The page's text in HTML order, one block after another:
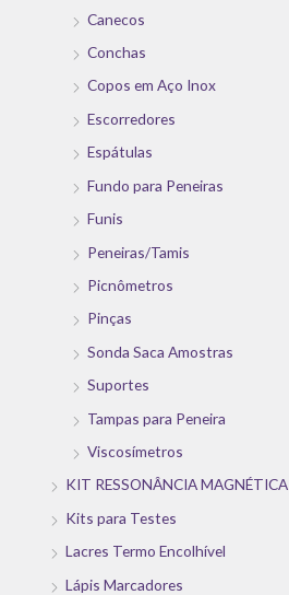
Canecos
Conchas
Copos em Aço Inox
Escorredores
Espátulas
Fundo para Peneiras
Funis
Peneiras/Tamis
Picnômetros
Pinças
Sonda Saca Amostras
Suportes
Tampas para Peneira
Viscosímetros
KIT RESSONÂNCIA MAGNÉTICA
Kits para Testes
Lacres Termo Encolhível
Lápis Marcadores